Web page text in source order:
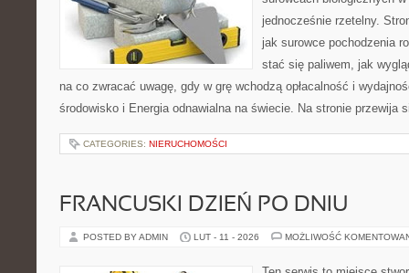
jednocześnie rzetelny.
jak surowce pochodzenia
stać się paliwem, jak
na co zwracać uwagę, gdy w grę wchodzą opłacalność i
środowisko i Energia odnawialna na świecie. Na stronie
CATEGORIES: NIERUCHOMOŚCI
FRANCUSKI DZIEŃ PO DNIU
POSTED BY ADMIN LUT - 11 - 2026 MOŻLIWOŚĆ